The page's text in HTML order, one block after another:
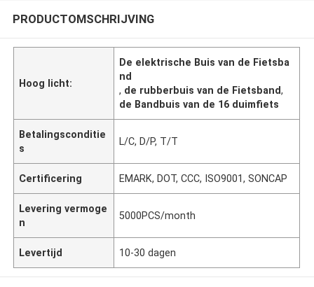
PRODUCTOMSCHRIJVING
Hoog licht:
De elektrische Buis van de Fietsba
nd
, de rubberbuis van de Fietsband,
de Bandbuis van de 16 duimfiets
Betalingsconditie
s
L/C, D/P, T/T
Certificering EMARK, DOT, CCC, ISO9001, SONCAP
Levering vermoge
n
5000PCS/month
Levertijd 10-30 dagen